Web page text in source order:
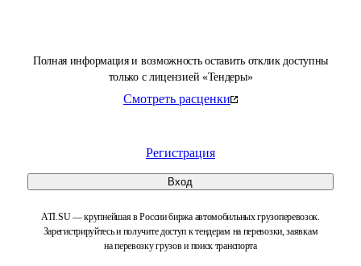
Полная информация и возможность оставить отклик доступны
только с лицензией «Тендеры»
Смотреть расценки
Регистрация
Вход
ATI.SU — крупнейшая в России биржа автомобильных грузоперевозок.
Зарегистрируйтесь и получите доступ к тендерам на перевозки, заявкам
на перевозку грузов и поиск транспорта